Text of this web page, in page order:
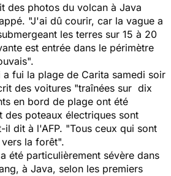
des photos du volcan à Java
"J'ai dû courir, car la vague a
les terres sur 15 à 20
est entrée dans le périmètre
a fui la plage de Carita samedi soir
des voitures "traînées sur dix
en bord de plage ont été
des poteaux électriques sont
dit à l'AFP. "Tous ceux qui sont
la forêt".
été particulièrement sévère dans
à Java, selon les premiers